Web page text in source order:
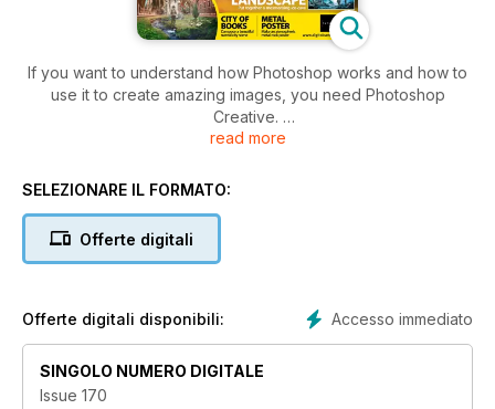
If you want to understand how Photoshop works and how to
use it to create amazing images, you need Photoshop
Creative.
tutorials that range from simple fixes through to more intense
images for scrapbooking, photomontage or digital art.
printed editions.
read more
SELEZIONARE IL FORMATO:
Offerte digitali
Accesso immediato
Offerte digitali disponibili:
SINGOLO NUMERO DIGITALE
Issue 170